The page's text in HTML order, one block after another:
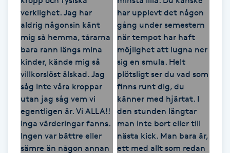
Gravidyoga
Gruppträning
Gua Sha-massage
Hatha Yoga
Headspa